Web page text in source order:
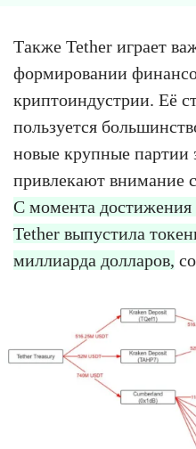
Также Tether играет
формировании
криптоиндустрии. Её
пользуется
новые крупные партии
привлекают внимание
С момента достижения
Tether выпустила
миллиарда долларов,